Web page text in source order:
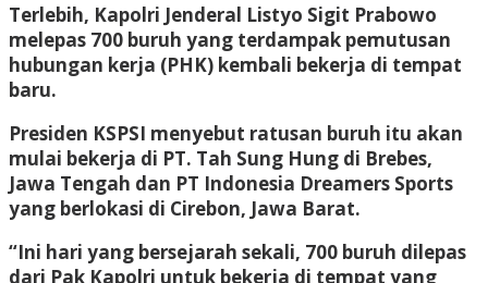
Terlebih, Kapolri Jenderal Listyo Sigit Prabowo
melepas 700 buruh yang terdampak pemutusan
hubungan kerja (PHK) kembali bekerja di tempat
baru.
Presiden KSPSI menyebut ratusan buruh itu akan
mulai bekerja di PT. Tah Sung Hung di Brebes,
Jawa Tengah dan PT Indonesia Dreamers Sports
yang berlokasi di Cirebon, Jawa Barat.
“Ini hari yang bersejarah sekali, 700 buruh dilepas
dari Pak Kapolri untuk bekerja di tempat yang